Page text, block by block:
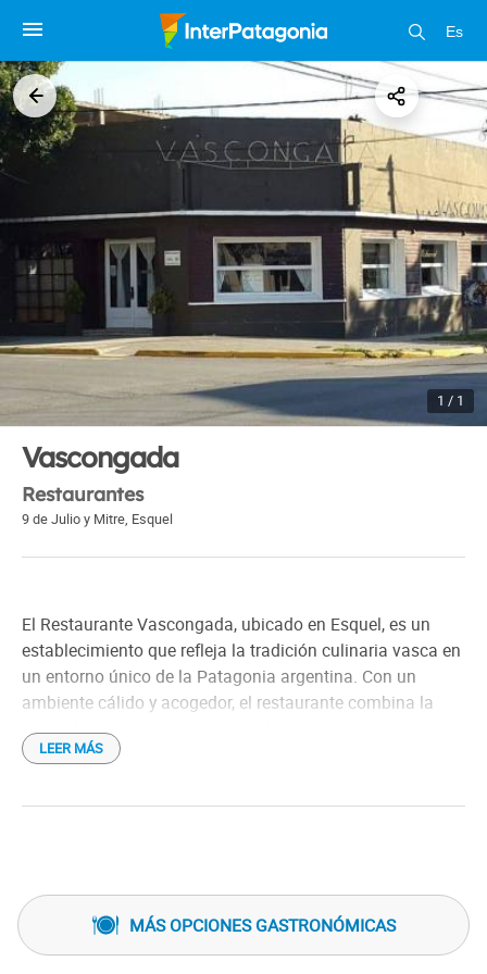
Es
1 / 1
Vascongada
Restaurantes
9 de Julio y Mitre, Esquel
El Restaurante Vascongada, ubicado en Esquel, es un
establecimiento que refleja la tradición culinaria vasca en
un entorno único de la Patagonia argentina. Con un
ambiente cálido y acogedor, el restaurante combina la
rusticidad de la madera y la piedra con detalles que
evocan la cultura vasca, creando una atmósfera especial
preparaciones a base de mariscos. Cada platillo está
preparado con ingredientes frescos y de alta calidad,
buscando mantener la autenticidad de la cocina vasca
LEER MÁS
MÁS OPCIONES GASTRONÓMICAS